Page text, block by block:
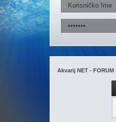
Akvarij NET - FORUM